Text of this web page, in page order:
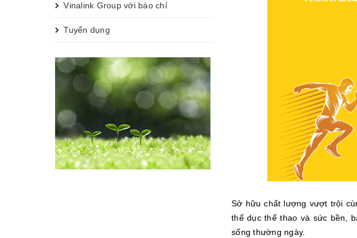
Sở hữu chất lượng vượt trội
thể dục thể thao và sức bền,
sống thường ngày.
Vinalink Group với báo chí
Tuyển dụng